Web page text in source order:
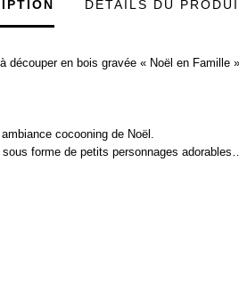
DÉTAILS DU
en bois gravée « Noël en
cocooning de Noël.
forme de petits personnages